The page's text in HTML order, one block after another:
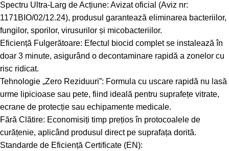
Spectru Ultra-Larg de Acțiune: Avizat oficial (Aviz nr:
1171BIO/02/12.24), produsul garantează eliminarea bacteriilor,
fungilor, sporilor, virusurilor și micobacteriilor.
Eficiență Fulgerătoare: Efectul biocid complet se instalează în
doar 3 minute, asigurând o decontaminare rapidă a zonelor cu
risc ridicat.
Tehnologie „Zero Reziduuri”: Formula cu uscare rapidă nu lasă
urme lipicioase sau pete, fiind ideală pentru suprafețe vitrate,
ecrane de protecție sau echipamente medicale.
Fără Clătire: Economisiți timp prețios în protocoalele de
curățenie, aplicând produsul direct pe suprafața dorită.
Standarde de Eficiență Certificate (EN):